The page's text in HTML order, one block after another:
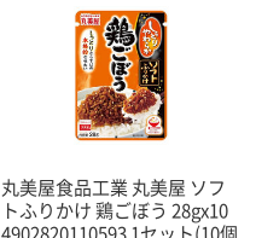
丸美屋食品工業 丸美屋 ソフ
トふりかけ 鶏ごぼう 28gx10